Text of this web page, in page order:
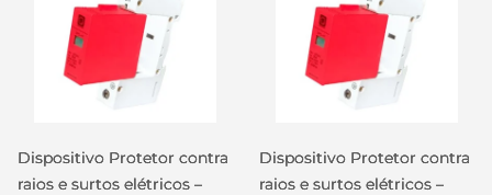
Dispositivo Protetor contra
raios e surtos elétricos –
Dispositivo Protetor contra
raios e surtos elétricos –